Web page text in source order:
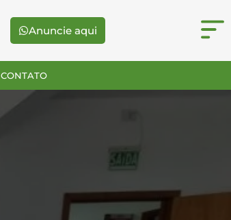
Anuncie aqui
CONTATO